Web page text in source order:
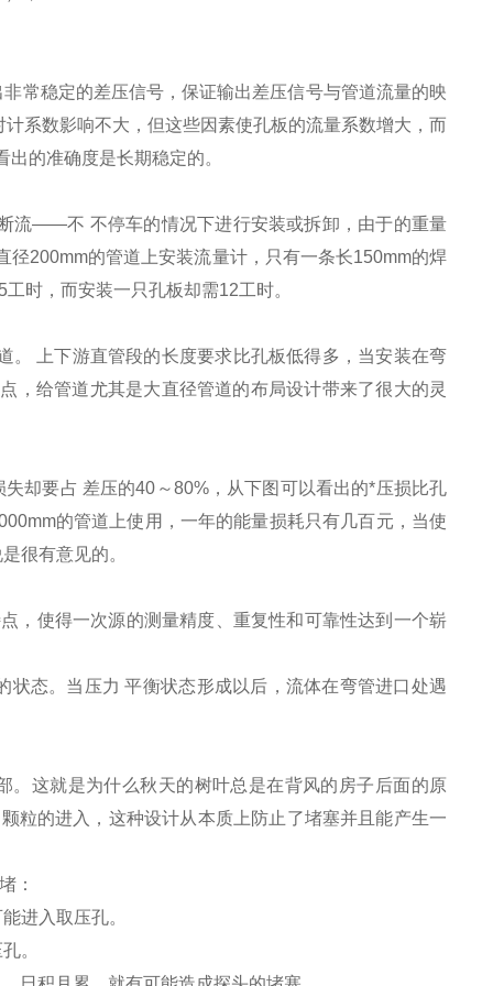
常稳定的差压信号，保证输出差压信号与管道流量的映
系数影响不大，但这些因素使孔板的流量系数增大，而
的准确度是长期稳定的。
流——不 不停车的情况下进行安装或拆卸，由于的重量
200mm的管道上安装流量计，只有一条长150mm的焊
时，而安装一只孔板却需12工时。
。 上下游直管段的长度要求比孔板低得多，当安装在弯
，给管道尤其是大直径管道的布局设计带来了很大的灵
却要占 差压的40～80%，从下图可以看出的*压损比孔
的管道上使用，一年的能量损耗只有几百元，当使
很有意见的。
，使得一次源的测量精度、重复性和可靠性达到一个崭
态。当压力 平衡状态形成以后，流体在弯管进口处遇
这就是为什么秋天的树叶总是在背风的房子后面的原
粒的进入，这种设计从本质上防止了堵塞并且能产生一
：
进入取压孔。
。